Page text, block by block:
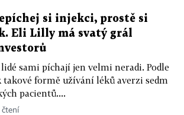
si injekci, prostě si
Eli Lilly má svatý grál
sami píchají jen velmi neradi. Podle
formě užívání léků averzi sedm
pacientů....
čtení